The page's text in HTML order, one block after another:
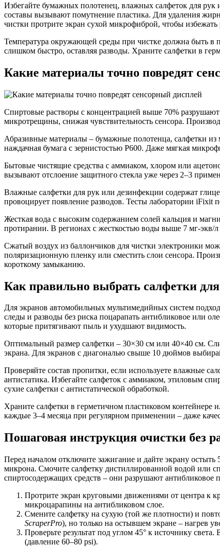
Избегайте бумажных полотенец, влажных салфеток для
составы вызывают помутнение пластика. Для удаления
чистки протрите экран сухой микрофиброй, чтобы избежать
Температура окружающей среды при чистке должна быть в
слишком быстро, оставляя разводы. Храните салфетки в
Какие материалы точно повредят
Спиртовые растворы с концентрацией выше 70%
микротрещины, снижая чувствительность сенсора.
Абразивные материалы – бумажные полотенца, салфетки
наждачная бумага с зернистостью P600. Даже мягкая
Бытовые чистящие средства с аммиаком, хлором или
вызывают отслоение защитного стекла уже через 2–3
Влажные салфетки для рук или дезинфекции содержат
провоцирует появление разводов. Тесты лаборатории iFixit
Жесткая вода с высоким содержанием солей кальция и
протирании. В регионах с жесткостью воды выше 7 мг-экв/
Сжатый воздух из баллончиков для чистки электроники
поляризационную пленку или сместить слои сенсора.
короткому замыканию.
Как правильно выбрать салфетки для
Для экранов автомобильных мультимедийных систем
следы и разводы без риска поцарапать антибликовое или
которые притягивают пыль и ухудшают видимость.
Оптимальный размер салфетки – 30×30 см или 40×40 см.
экрана. Для экранов с диагональю свыше 10 дюймов
Проверяйте состав пропитки, если используете влажные
антистатика. Избегайте салфеток с аммиаком, этиловым
сухие салфетки с антистатической обработкой.
Храните салфетки в герметичном пластиковом контейнере
каждые 3–4 месяца при регулярном применении – даже
Пошаговая инструкция очистки без
Перед началом отключите зажигание и дайте экрану
микрона. Смочите салфетку дистиллированной водой или
спиртосодержащих средств – они разрушают антибликовое
Протрите экран круговыми движениями от центра к
микроцарапины на антибликовом слое.
Смените салфетку на сухую (той же плотности) и
ScraperPro), но только на остывшем экране – нагрев
Проверьте результат под углом 45° к источнику
(давление 60–80 psi).